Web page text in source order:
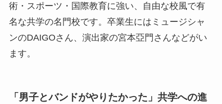
術・スポーツ・国際教育に強い、自由な校風で有
名な共学の名門校です。卒業生にはミュージシャ
ンのDAIGOさん、演出家の宮本亞門さんなどがい
ます。
「男子とバンドがやりたかった」共学への進